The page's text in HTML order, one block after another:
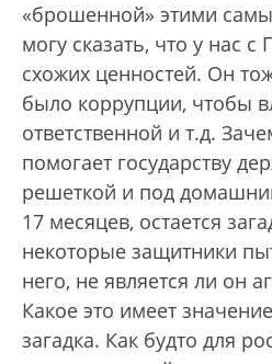
«брошенной» этими
могу сказать, что у нас
схожих ценностей. Он
было коррупции, чтобы
ответственной и т.д.
помогает государству
решеткой и под
17 месяцев, остается
некоторые защитники
него, не является ли он
Какое это имеет
загадка. Как будто для